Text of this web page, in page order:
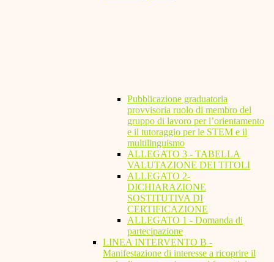
Pubblicazione graduatoria
provvisoria ruolo di membro del
gruppo di lavoro per l’orientamento
e il tutoraggio per le STEM e il
multilinguismo
ALLEGATO 3 - TABELLA
VALUTAZIONE DEI TITOLI
ALLEGATO 2-
DICHIARAZIONE
SOSTITUTIVA DI
CERTIFICAZIONE
ALLEGATO 1 - Domanda di
partecipazione
LINEA INTERVENTO B -
Manifestazione di interesse a ricoprire il